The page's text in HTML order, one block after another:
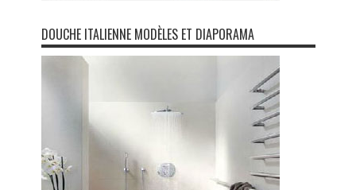
DOUCHE ITALIENNE MODÈLES ET DIAPORAMA